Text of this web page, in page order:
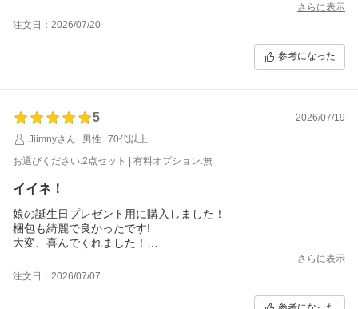
さらに表示
注文日：2026/07/20
参考になった
5
2026/07/19
Jiimnyさん
男性
70代以上
お選びください:2点セット | 有料オプション:無
イイネ！
娘の誕生日プレゼント用に購入しました！
梱包も綺麗で良かったです!
大変、喜んでくれました！
丁度、プレゼントキャンペーンもやっていて当選すると良いです
が！
さらに表示
注文日：2026/07/07